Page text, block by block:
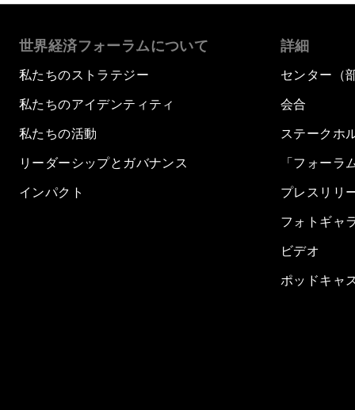
世界経済フォーラムについて
私たちのストラテジー
私たちのアイデンティティ
私たちの活動
リーダーシップとガバナンス
インパクト
詳細
センター（
会合
ステークホ
「フォーラ
プレスリリ
フォトギャ
ビデオ
ポッドキャ